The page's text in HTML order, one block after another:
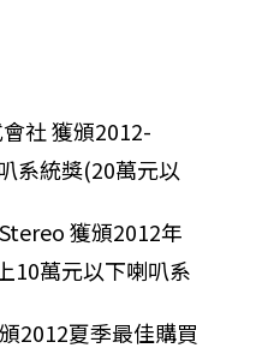
社 獲頒2012-
系統獎(20萬元以
獲頒2012年
10萬元以下喇叭系
2012夏季最佳購買